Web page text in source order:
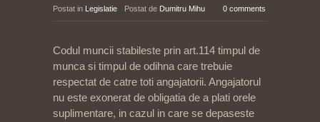
Postat in Legislatie Postat de Dumitru Mihu 0 comments
Codul muncii stabileste prin art.114 timpul de
munca si timpul de odihna care trebuie
respectat de catre toti angajatorii. Angajatorul
nu este exonerat de obligatia de a plati orele
suplimentare, in cazul in care se depaseste